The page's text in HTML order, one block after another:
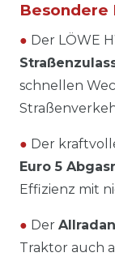
Besondere
● Der LÖWE
schnellen
● Der
Euro 5
Effizienz mit
● Der
Traktor auch